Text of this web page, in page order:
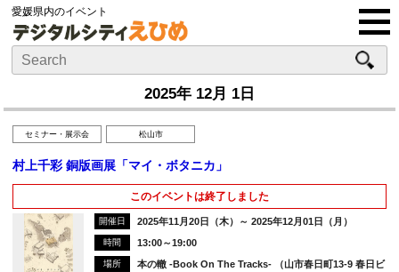
愛媛県内のイベント
2025年 12月 1日
セミナー・展示会 松山市
村上千彩 銅版画展「マイ・ボタニカ」
このイベントは終了しました
開催日 2025年11月20日（木）～ 2025年12月01日（月）
時間 13:00～19:00
場所
本の轍 -Book On The Tracks- （山市春日町13-9 春日ビ